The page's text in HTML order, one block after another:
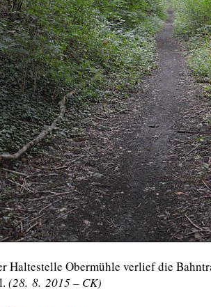
Haltestelle Obermühle verlief die
(28. 8. 2015 – CK)